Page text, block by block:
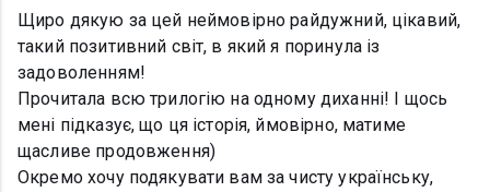
Щиро дякую за цей неймовірно райдужний, цікавий,
такий позитивний світ, в який я поринула із
задоволенням!
Прочитала всю трилогію на одному диханні! І щось
мені підказує, що ця історія, ймовірно, матиме
щасливе продовження)
Окремо хочу подякувати вам за чисту українську,